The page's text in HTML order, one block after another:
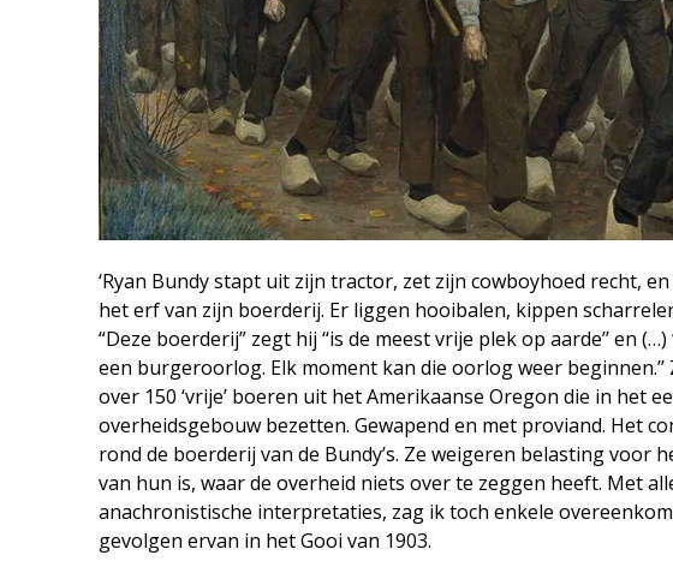
‘Ryan Bundy stapt uit zijn tractor, zet zijn cowboyhoed recht,
het erf van zijn boerderij. Er liggen hooibalen, kippen
“Deze boerderij” zegt hij ‘‘is de meest vrije plek op aarde’’ en
een burgeroorlog. Elk moment kan die oorlog weer
over 150 ‘vrije’ boeren uit het Amerikaanse Oregon die in het
overheidsgebouw bezetten. Gewapend en met proviand. Het
rond de boerderij van de Bundy’s. Ze weigeren belasting voor
van hun is, waar de overheid niets over te zeggen heeft. Met
anachronistische interpretaties, zag ik toch enkele
gevolgen ervan in het Gooi van 1903.